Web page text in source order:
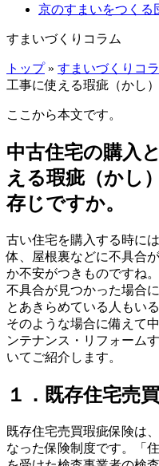
京のすまいをつくる
すまいづくりコラム
トップ» すまいづくりコ
工事に使える瑕疵（かし
ここから本文です。
中古住宅の購入
える瑕疵（かし
存じですか。
古い住宅を購入する時に
体、屋根裏などに不具合
か不安がつきものですね
不具合が見つかった場合
とあきらめている人もい
そのような場合に備えて
ンテナンス・リフォーム
いてご紹介します。
１．既存住宅売
既存住宅売買瑕疵保険は
なった保険制度です。「